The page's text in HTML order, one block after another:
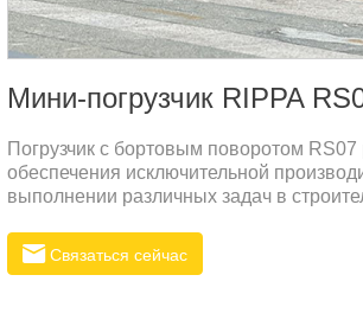
Мини-погрузчик RIPPA
Погрузчик с бортовым поворотом RS07
обеспечения исключительной
выполнении различных задач в
Сочетая в себе высокую
комфорт, RS07 выделяется на
Связаться сейчас